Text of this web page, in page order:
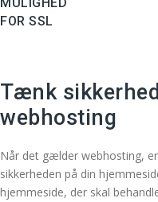
FOR SSL
Tænk
webhosting
Når det gælder webhosting,
sikkerheden på din
hjemmeside, der skal